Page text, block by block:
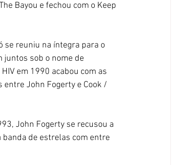
Bayou e fechou com o Keep
se reuniu na íntegra para o
juntos sob o nome de
em 1990 acabou com as
John Fogerty e Cook /
John Fogerty se recusou a
banda de estrelas com entre